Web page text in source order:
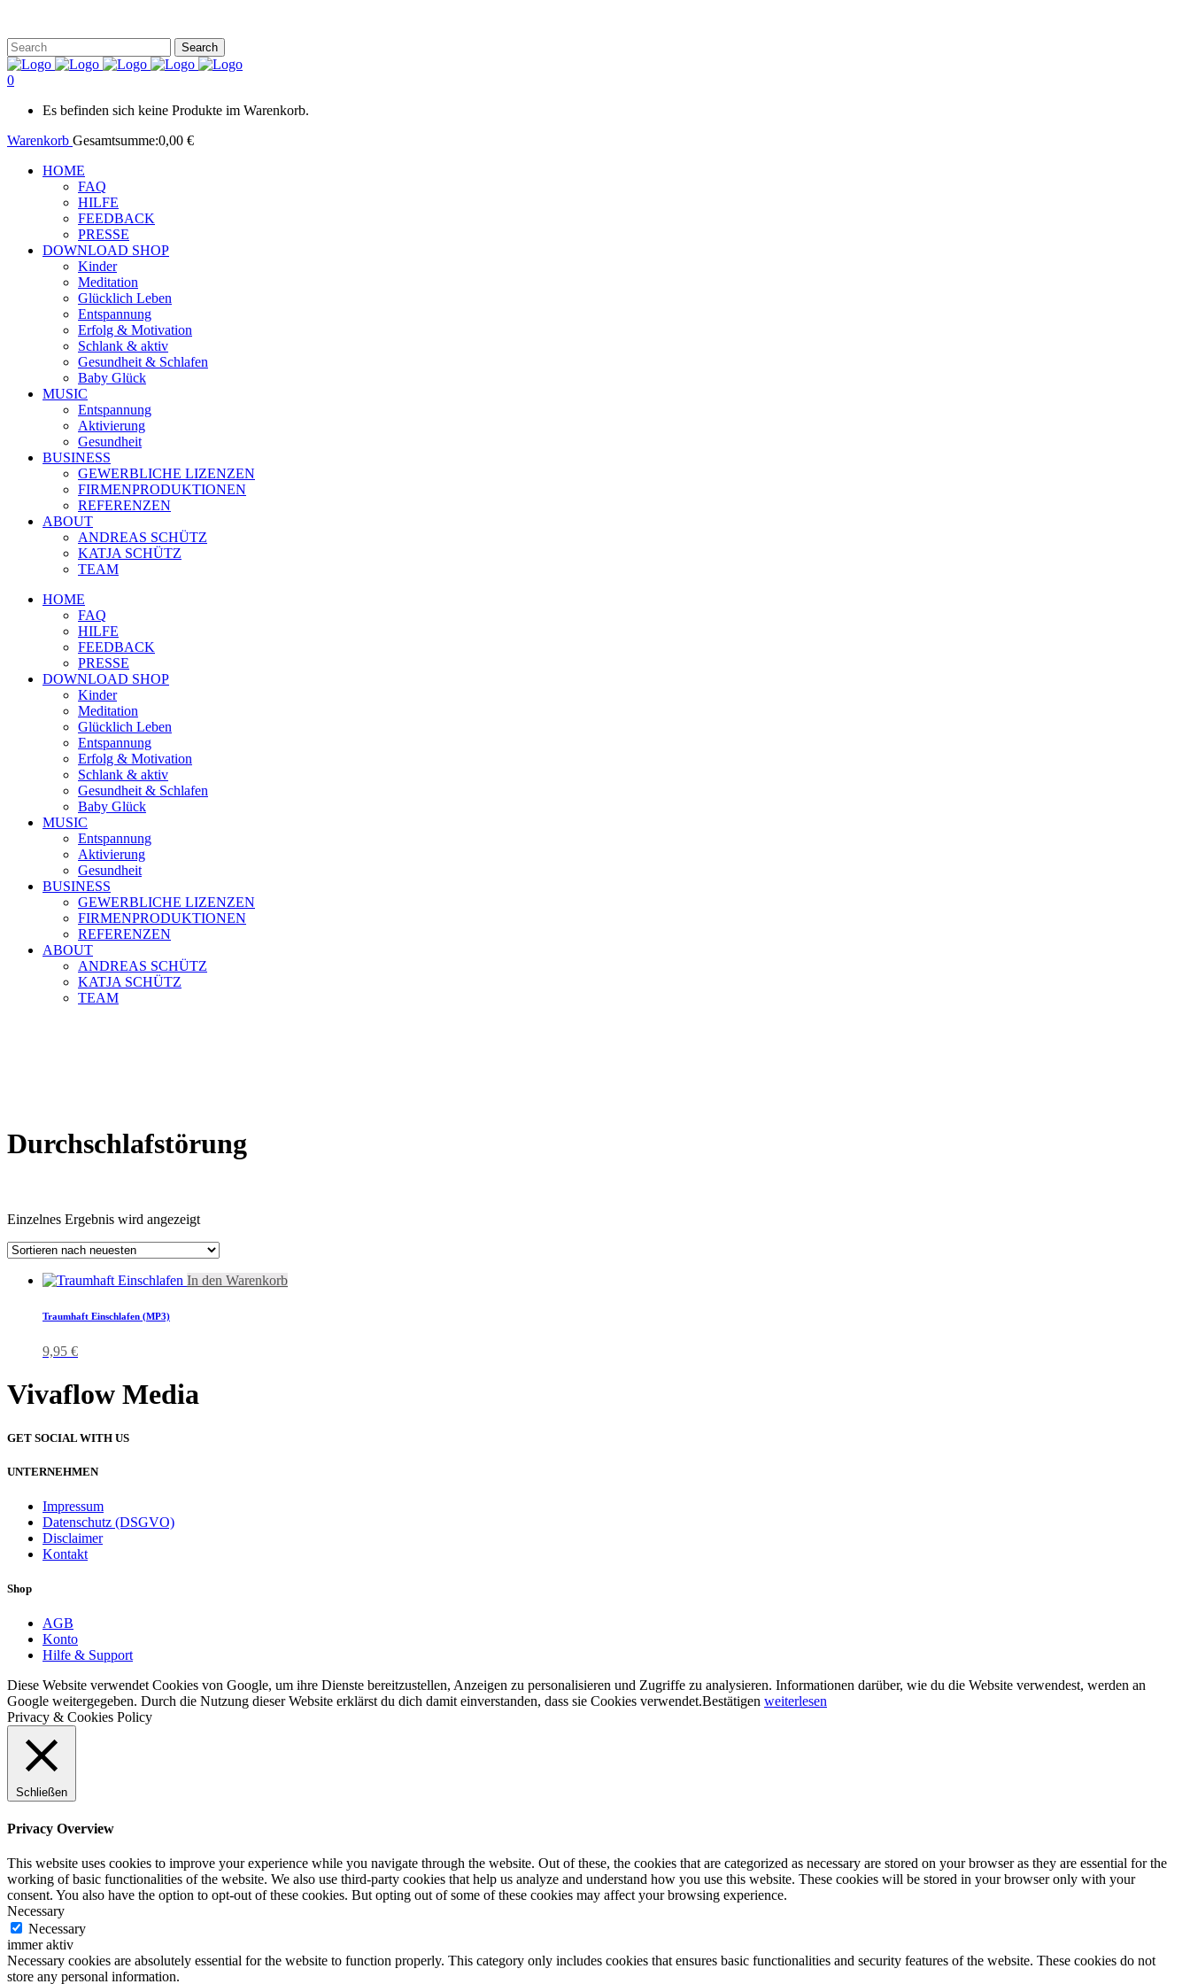
0
Es befinden sich keine Produkte im Warenkorb.
Warenkorb Gesamtsumme:0,00 €
HOME
FAQ
HILFE
FEEDBACK
PRESSE
DOWNLOAD SHOP
Kinder
Meditation
Glücklich Leben
Entspannung
Erfolg & Motivation
Schlank & aktiv
Gesundheit & Schlafen
Baby Glück
MUSIC
Entspannung
Aktivierung
Gesundheit
BUSINESS
GEWERBLICHE LIZENZEN
FIRMENPRODUKTIONEN
REFERENZEN
ABOUT
ANDREAS SCHÜTZ
KATJA SCHÜTZ
TEAM
HOME
FAQ
HILFE
FEEDBACK
PRESSE
DOWNLOAD SHOP
Kinder
Meditation
Glücklich Leben
Entspannung
Erfolg & Motivation
Schlank & aktiv
Gesundheit & Schlafen
Baby Glück
MUSIC
Entspannung
Aktivierung
Gesundheit
BUSINESS
GEWERBLICHE LIZENZEN
FIRMENPRODUKTIONEN
REFERENZEN
ABOUT
ANDREAS SCHÜTZ
KATJA SCHÜTZ
TEAM
Durchschlafstörung
Einzelnes Ergebnis wird angezeigt
In den Warenkorb
Traumhaft Einschlafen (MP3)
9,95 €
Vivaflow Media
GET SOCIAL WITH US
UNTERNEHMEN
Impressum
Datenschutz (DSGVO)
Disclaimer
Kontakt
Shop
AGB
Konto
Hilfe & Support
Diese Website verwendet Cookies von Google, um ihre Dienste bereitzustellen, Anzeigen zu personalisieren und Zugriffe zu analysieren. Informationen darüber, wie du die Website verwendest, werden an
Google weitergegeben. Durch die Nutzung dieser Website erklärst du dich damit einverstanden, dass sie Cookies verwendet.Bestätigen weiterlesen
Privacy & Cookies Policy
Schließen
Privacy Overview
This website uses cookies to improve your experience while you navigate through the website. Out of these, the cookies that are categorized as necessary are stored on your browser as they are essential for the
working of basic functionalities of the website. We also use third-party cookies that help us analyze and understand how you use this website. These cookies will be stored in your browser only with your
consent. You also have the option to opt-out of these cookies. But opting out of some of these cookies may affect your browsing experience.
Necessary
Necessary
immer aktiv
Necessary cookies are absolutely essential for the website to function properly. This category only includes cookies that ensures basic functionalities and security features of the website. These cookies do not
store any personal information.